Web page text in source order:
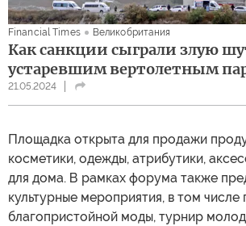
Financial Times Великобритания
Как санкции сыграли злую
устаревшим вертолетным
21.05.2024
Площадка открыта для продажи
косметики, одежды, атрибутики,
для дома. В рамках форума также
культурные мероприятия, в том числе
благопристойной моды, турнир